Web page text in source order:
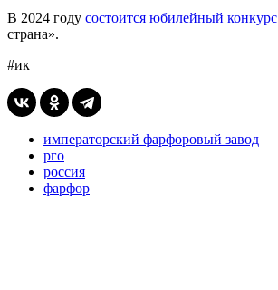
В 2024 году состоится юбилейный конкурс
страна».
#ик
императорский фарфоровый завод
рго
россия
фарфор